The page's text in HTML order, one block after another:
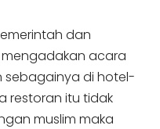
dan
acara
sebagainya di hotel-
restoran itu tidak
muslim maka